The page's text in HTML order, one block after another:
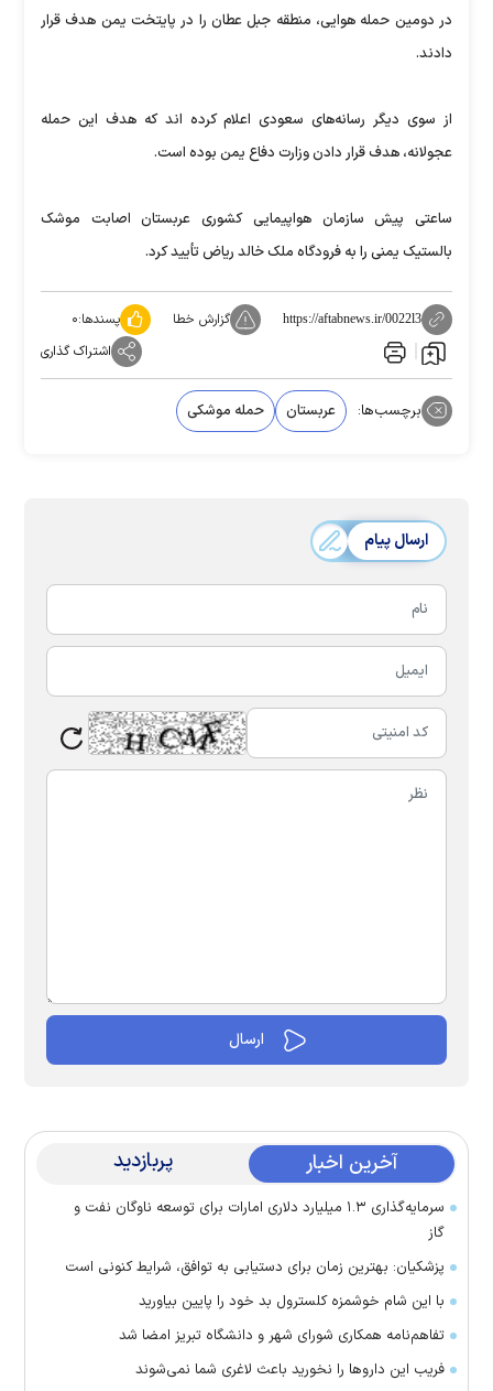
در دومین حمله هوایی، منطقه جبل عطان را در پایتخت یمن هدف قرار
دادند.
از سوی دیگر رسانه‌های سعودی اعلام کرده اند که هدف این حمله
عجولانه، هدف قرار دادن وزارت دفاع یمن بوده است.
ساعتی پیش سازمان هواپیمایی کشوری عربستان اصابت موشک
بالستیک یمنی را به فرودگاه ملک خالد ریاض تأیید کرد.
https://aftabnews.ir/0022l3 گزارش خطا پسندها:۰
اشتراک گذاری
برچسب‌ها: عربستان حمله موشکی
ارسال پیام
آخرین اخبار پربازدید
سرمایه‌گذاری ۱.۳ میلیارد دلاری امارات برای توسعه ناوگان نفت و
گاز
پزشکیان: بهترین زمان برای دستیابی به توافق، شرایط کنونی است
با این شام خوشمزه کلسترول بد خود را پایین بیاورید
تفاهم‌نامه همکاری شورای شهر و دانشگاه تبریز امضا شد
فریب این دارو‌ها را نخورید باعث لاغری شما نمی‌شوند